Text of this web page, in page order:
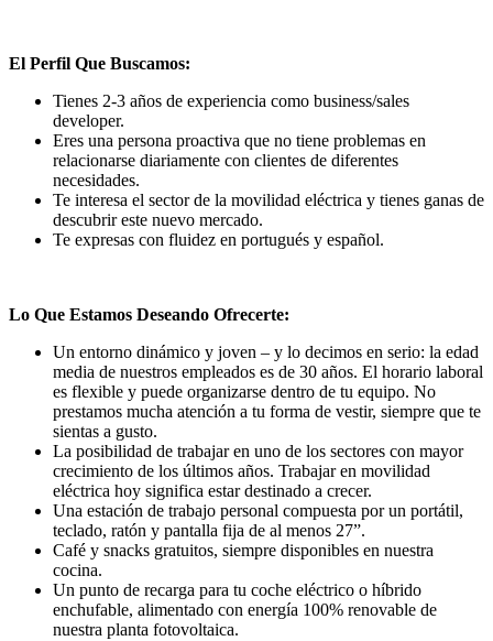
El Perfil Que Buscamos:
Tienes 2-3 años de experiencia como business/sales
developer.
Eres una persona proactiva que no tiene problemas en
relacionarse diariamente con clientes de diferentes
necesidades.
Te interesa el sector de la movilidad eléctrica y tienes ganas de
descubrir este nuevo mercado.
Te expresas con fluidez en portugués y español.
Lo Que Estamos Deseando Ofrecerte:
Un entorno dinámico y joven – y lo decimos en serio: la edad
media de nuestros empleados es de 30 años. El horario laboral
es flexible y puede organizarse dentro de tu equipo. No
prestamos mucha atención a tu forma de vestir, siempre que te
sientas a gusto.
La posibilidad de trabajar en uno de los sectores con mayor
crecimiento de los últimos años. Trabajar en movilidad
eléctrica hoy significa estar destinado a crecer.
Una estación de trabajo personal compuesta por un portátil,
teclado, ratón y pantalla fija de al menos 27”.
Café y snacks gratuitos, siempre disponibles en nuestra
cocina.
Un punto de recarga para tu coche eléctrico o híbrido
enchufable, alimentado con energía 100% renovable de
nuestra planta fotovoltaica.